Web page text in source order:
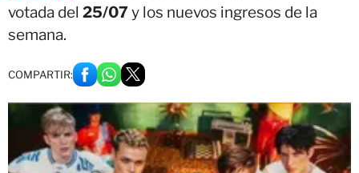
votada del 25/07 y los nuevos ingresos de la
semana.
COMPARTIR: